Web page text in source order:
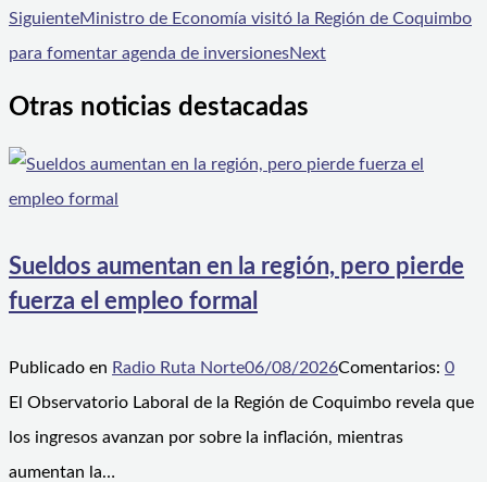
SiguienteMinistro de Economía visitó la Región de Coquimbo
para fomentar agenda de inversionesNext
Otras noticias destacadas
Sueldos aumentan en la región, pero pierde
fuerza el empleo formal
Publicado en Radio Ruta Norte06/08/2026Comentarios: 0
El Observatorio Laboral de la Región de Coquimbo revela que
los ingresos avanzan por sobre la inflación, mientras
aumentan la…